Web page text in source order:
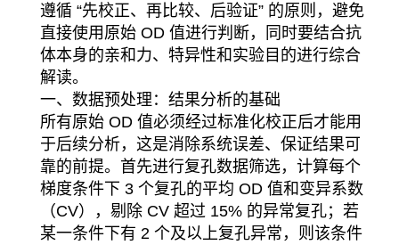
遵循 “先校正、再比较、后验证” 的原则，避免
直接使用原始 OD 值进行判断，同时要结合抗
体本身的亲和力、特异性和实验目的进行综合
解读。
一、数据预处理：结果分析的基础
所有原始 OD 值必须经过标准化校正后才能用
于后续分析，这是消除系统误差、保证结果可
靠的前提。首先进行复孔数据筛选，计算每个
梯度条件下 3 个复孔的平均 OD 值和变异系数
（CV），剔除 CV 超过 15% 的异常复孔；若
某一条件下有 2 个及以上复孔异常，则该条件